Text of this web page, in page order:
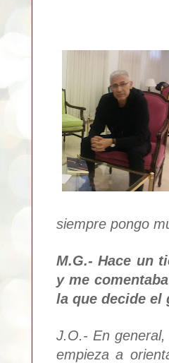
siempre pongo
M.G.- Hace un
y me
la que decide el
J.O.- En
empieza a